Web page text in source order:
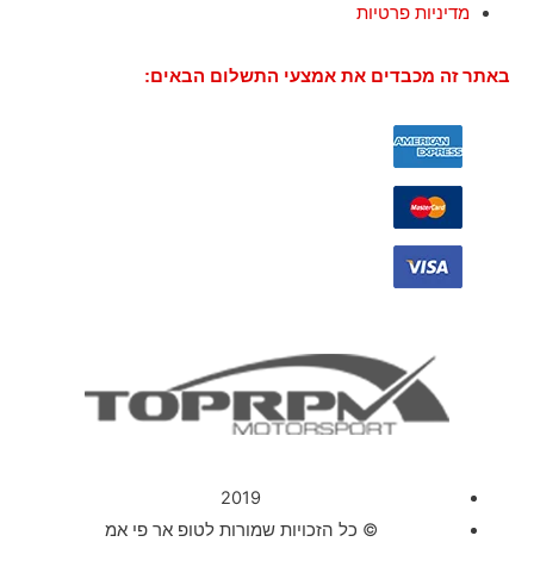
מדיניות פרטיות
באתר זה מכבדים את אמצעי התשלום הבאים:
2019
© כל הזכויות שמורות לטופ אר פי אמ